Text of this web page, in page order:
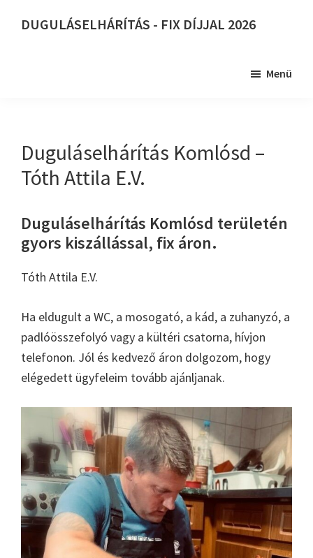
DUGULÁSELHÁRÍTÁS - FIX DÍJJAL 2026
Menü
Duguláselhárítás Komlósd –
Tóth Attila E.V.
Duguláselhárítás Komlósd területén
gyors kiszállással, fix áron.
Tóth Attila E.V.
Ha eldugult a WC, a mosogató, a kád, a zuhanyzó, a
padlóösszefolyó vagy a kültéri csatorna, hívjon
telefonon. Jól és kedvező áron dolgozom, hogy
elégedett ügyfeleim tovább ajánljanak.